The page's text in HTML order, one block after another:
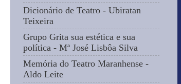
Dicionário de Teatro - Ubiratan
Teixeira
Grupo Grita sua estética e sua
política - Mª José Lisbôa Silva
Memória do Teatro Maranhense -
Aldo Leite